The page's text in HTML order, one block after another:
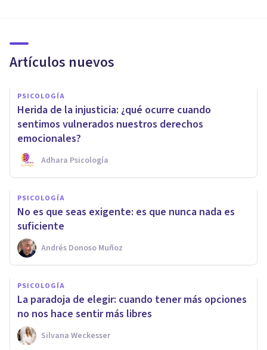
Artículos nuevos
PSICOLOGÍA
Herida de la injusticia: ¿qué ocurre cuando
sentimos vulnerados nuestros derechos
emocionales?
Adhara Psicología
PSICOLOGÍA
No es que seas exigente: es que nunca nada es
suficiente
Andrés Donoso Muñoz
PSICOLOGÍA
La paradoja de elegir: cuando tener más opciones
no nos hace sentir más libres
Silvana Weckesser